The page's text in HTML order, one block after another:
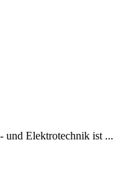
und Elektrotechnik ist ...